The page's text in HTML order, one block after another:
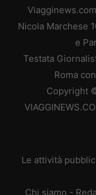
Nicola Marchese
e
Testata
Roma
Copyright
Le attività
Chi siamo -